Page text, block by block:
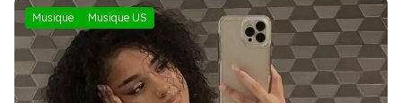
Musique Musique US